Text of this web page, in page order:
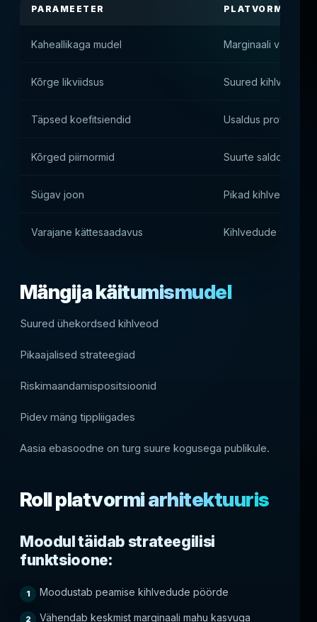
PARAMEETER PLATVORMI
Kaheallikaga mudel Marginaali
Kõrge likviidsus Suured kihlvedude
Täpsed koefitsiendid Usaldus
Kõrged piirnormid Suurte saldodega
Sügav joon Pikad
Varajane kättesaadavus Kihlvedude väärtus
Mängija käitumismudel
Suured ühekordsed kihlveod
Pikaajalised strateegiad
Riskimaandamispositsioonid
Pidev mäng tippliigades
Aasia ebasoodne on turg suure kogusega publikule.
Roll platvormi arhitektuuris
Moodul täidab strateegilisi
funktsioone:
Moodustab peamise kihlvedude pöörde
Vähendab keskmist marginaali mahu kasvuga